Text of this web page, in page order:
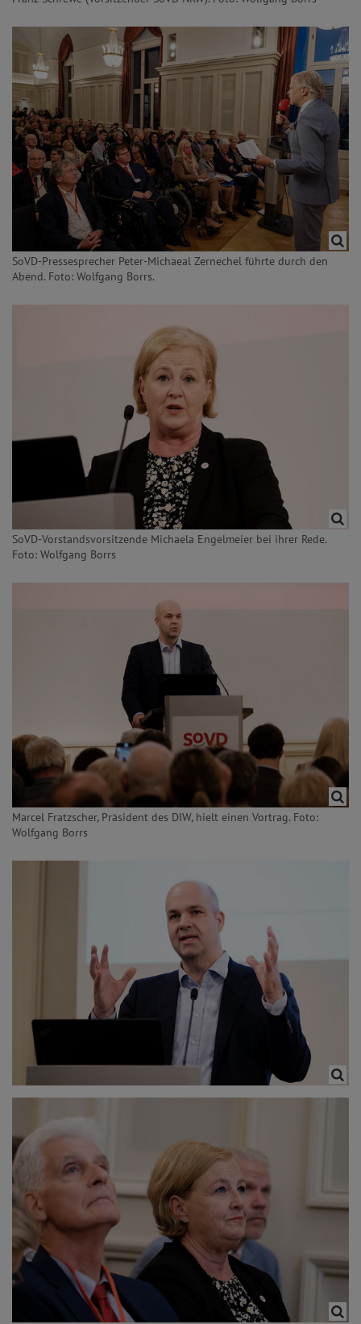
SoVD-Pressesprecher Peter-Michaeal Zernechel führte durch den
Abend. Foto: Wolfgang Borrs.
SoVD-Vorstandsvorsitzende Michaela Engelmeier bei ihrer Rede.
Foto: Wolfgang Borrs
Marcel Fratzscher, Präsident des DIW, hielt einen Vortrag. Foto:
Wolfgang Borrs